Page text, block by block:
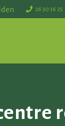
26 30 36 25